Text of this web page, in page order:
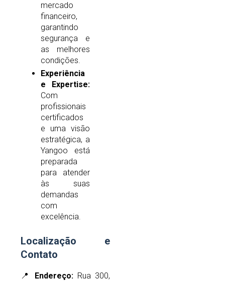
mercado
financeiro,
garantindo
segurança e
as melhores
condições.
Experiência
e Expertise:
Com
profissionais
certificados
e uma visão
estratégica, a
Yangoo está
preparada
para atender
às suas
demandas
com
excelência.
Localização e
Contato
📍 Endereço:Rua 300,